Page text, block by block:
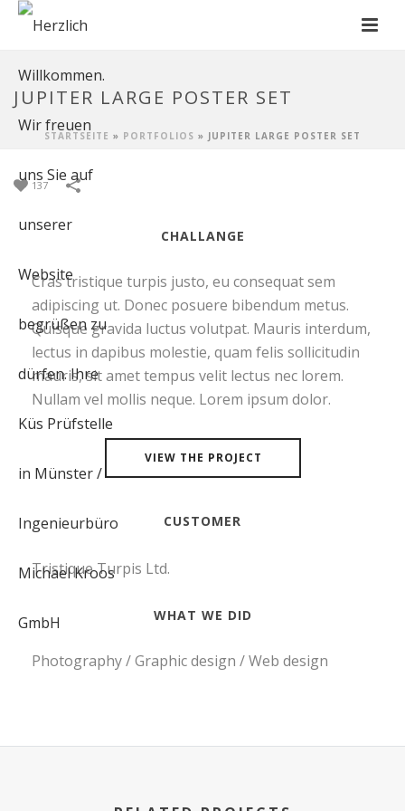
JUPITER LARGE POSTER SET
STARTSEITE » PORTFOLIOS » JUPITER LARGE POSTER SET
137
CHALLANGE
Cras tristique turpis justo, eu consequat sem
adipiscing ut. Donec posuere bibendum metus.
Quisque gravida luctus volutpat. Mauris interdum,
lectus in dapibus molestie, quam felis sollicitudin
mauris, sit amet tempus velit lectus nec lorem.
Nullam vel mollis neque. Lorem ipsum dolor.
VIEW THE PROJECT
CUSTOMER
Tristique Turpis Ltd.
WHAT WE DID
Photography / Graphic design / Web design